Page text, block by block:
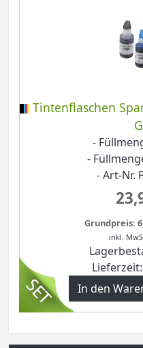
Tintenflaschen
-
-
- Art-Nr.
Grundpreis:
inkl.
In den